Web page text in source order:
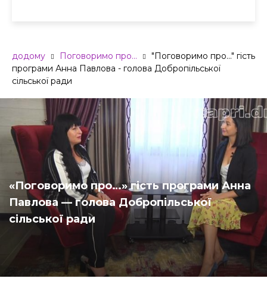
додому Поговоримо про...
"Поговоримо про..." гість
програми Анна Павлова - голова Добропільської
сільської ради
«Поговоримо про…» гість програми Анна
Павлова — голова Добропільської
сільської ради